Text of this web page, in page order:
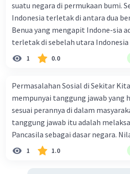
suatu negara di permukaan bumi.
Indonesia terletak di antara dua
Benua yang mengapit Indone-sia
terletak di sebelah utara Indonesia
yang terletak di sebelah selatan
mengapit Indonesia adalah
Indonesia. Wilayah Indonesia juga berbatasan dengan
sejumlah wilayah. Batas-batas
wilayah lainnya adalah seperti berikut. 1. Di sebelah
Indonesia berbatasan dengan
Filipina, dan Laut Cina Selatan. 2. Di sebelah selatan,
Indonesia berbatasan
1 0.0
Permasalahan Sosial di Sekitar Kita Setiap warga negara
mempunyai tanggung jawab yang
sesuai perannya di dalam
tanggung jawab itu adalah
Pancasila sebagai dasar negara.
menjamin terjadinya masyarakat
1 1.0